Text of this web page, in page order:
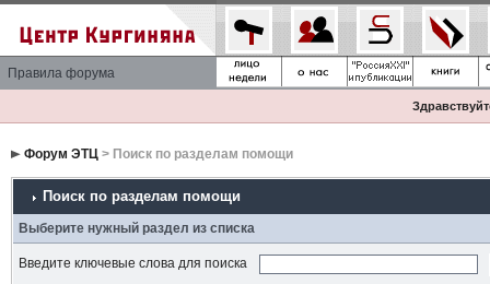
Правила форума
Форум ЭТЦ> Поиск по разделам помощи
Поиск по разделам помощи
Выберите нужный раздел из списка
Введите ключевые слова для поиска